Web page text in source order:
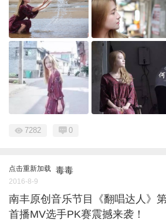
7282 0
点击重新加载 毒毒
2016-8-9
南丰原创音乐节目《翻唱达人》
首播MV选手PK赛震撼来袭！